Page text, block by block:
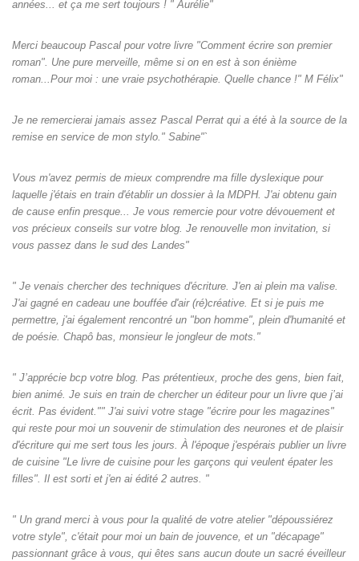
années... et ça me sert toujours ! " Aurélie"
Merci beaucoup Pascal pour votre livre "Comment écrire son premier
roman". Une pure merveille, même si on en est à son énième
roman...Pour moi : une vraie psychothérapie. Quelle chance !" M Félix"
Je ne remercierai jamais assez Pascal Perrat qui a été à la source de la
remise en service de mon stylo." Sabine"`
Vous m'avez permis de mieux comprendre ma fille dyslexique pour
laquelle j'étais en train d'établir un dossier à la MDPH. J'ai obtenu gain
de cause enfin presque... Je vous remercie pour votre dévouement et
vos précieux conseils sur votre blog. Je renouvelle mon invitation, si
vous passez dans le sud des Landes"
" Je venais chercher des techniques d'écriture. J'en ai plein ma valise.
J'ai gagné en cadeau une bouffée d'air (ré)créative. Et si je puis me
permettre, j'ai également rencontré un "bon homme", plein d'humanité et
de poésie. Chapô bas, monsieur le jongleur de mots."
" J’apprécie bcp votre blog. Pas prétentieux, proche des gens, bien fait,
bien animé. Je suis en train de chercher un éditeur pour un livre que j’ai
écrit. Pas évident."" J'ai suivi votre stage "écrire pour les magazines"
qui reste pour moi un souvenir de stimulation des neurones et de plaisir
d'écriture qui me sert tous les jours. À l'époque j'espérais publier un livre
de cuisine "Le livre de cuisine pour les garçons qui veulent épater les
filles". Il est sorti et j'en ai édité 2 autres. "
" Un grand merci à vous pour la qualité de votre atelier "dépoussiérez
votre style", c'était pour moi un bain de jouvence, et un "décapage"
passionnant grâce à vous, qui êtes sans aucun doute un sacré éveilleur